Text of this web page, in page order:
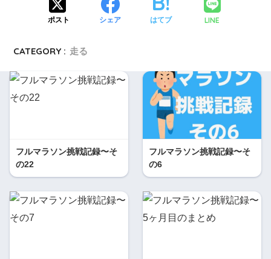
ポスト シェア はてブ LINE
CATEGORY : 走る
フルマラソン挑戦記録〜そ
の22
フルマラソン挑戦記録〜そ
の6